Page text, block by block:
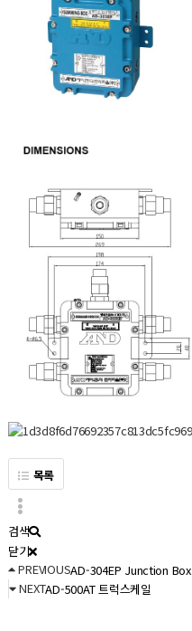
목록
검색
닫기
PREVIOUSAD-304EP Junction Box
NEXTAD-500AT 트럭스케일